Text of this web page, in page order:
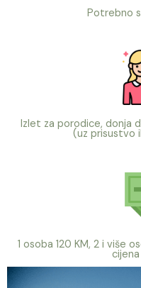
Potrebno
Izlet za porodice, donja
(uz prisustvo
1 osoba 120 KM, 2 i više